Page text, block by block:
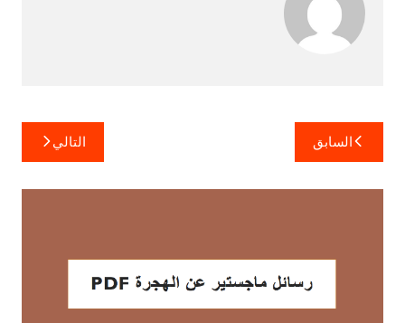
تصفّح
المقالات
السابق التالي